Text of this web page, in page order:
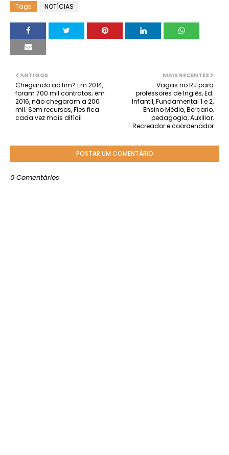
Tags NOTÍCIAS
MAIS RECENTES
Vagas no RJ para
professores de Inglês, Ed.
Infantil, Fundamental 1 e 2,
Ensino Médio, Berçario,
pedagogia, Auxiliar,
Recreador e coordenador
ANTIGOS
Chegando ao fim? Em 2014,
foram 700 mil contratos; em
2016, não chegaram a 200
mil. Sem recursos, Fies fica
cada vez mais difícil
POSTAR UM COMENTÁRIO
0 Comentários